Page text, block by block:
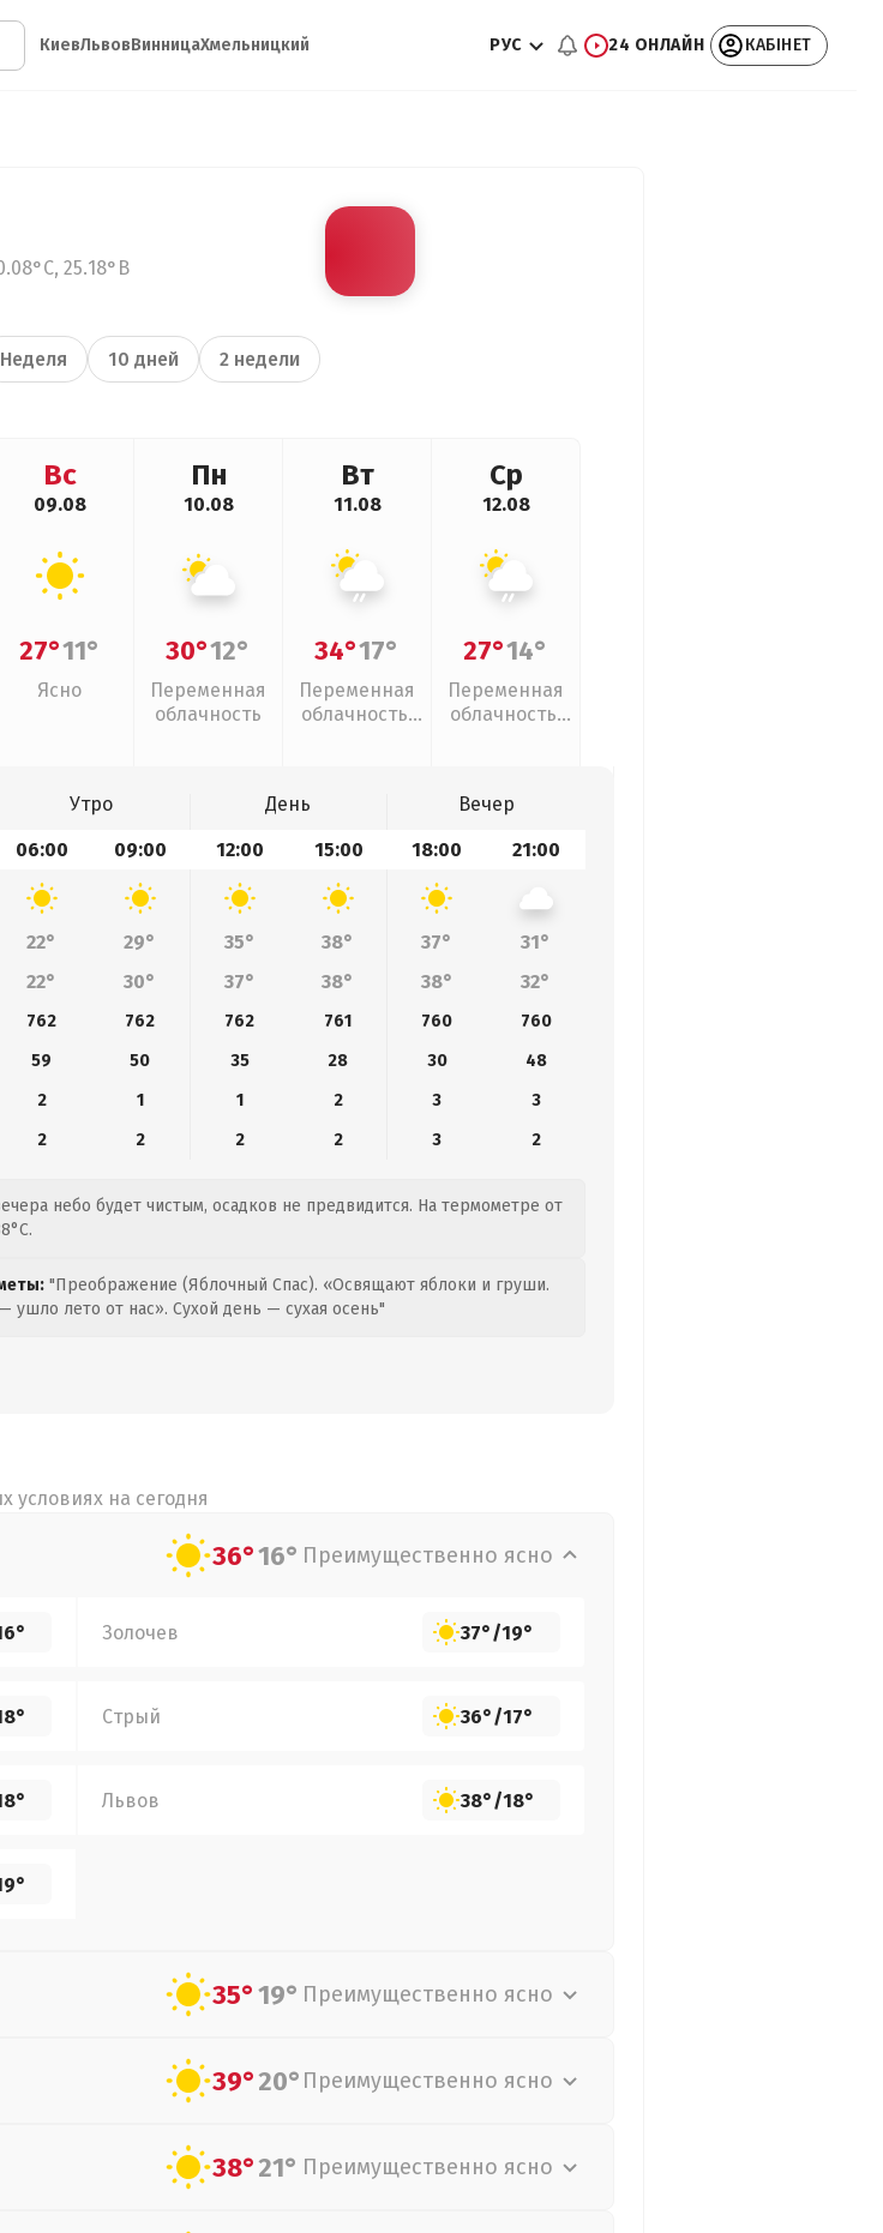
КиевЛьвовВинницаХмельницкий РУС 24 ОНЛАЙН КАБІНЕТ
25.18°В
Неделя 10 дней 2 недели
Вс
09.08
27°11°
Ясно
Пн
10.08
30°12°
Переменная
облачность
Вт
11.08
34°17°
Переменная
облачность,
Ср
12.08
27°14°
Переменная
облачность,
Утро День
Вечер
06:00 09:00 12:00 15:00 18:00 21:00
22° 29° 35° 38° 37°
31°
22° 30° 37° 38° 38° 32°
762 762 762 761 760
760
59 50 35 28 30
48
2 1 1 2 3
3
2 2 2 2 3 2
небо будет чистым, осадков не предвидится. На термометре от
"Преображение (Яблочный Спас). «Освящают яблоки и груши.
ушло лето от нас». Сухой день — сухая осень"
условиях на сегодня
36°16° Преимущественно ясно
Золочев 37°/19°
Стрый 36°/17°
Львов 38°/18°
35°19° Преимущественно ясно
39°20° Преимущественно ясно
38°21° Преимущественно ясно